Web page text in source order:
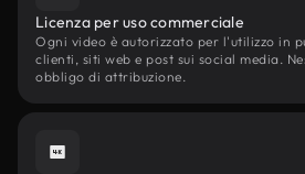
Licenza per uso commerciale
Ogni video è autorizzato per l'utilizzo in
clienti, siti web e post sui social media.
obbligo di attribuzione.